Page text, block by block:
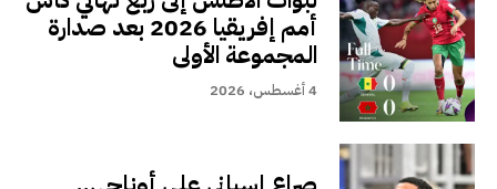
أمم إفريقيا 2026 بعد صدارة
المجموعة الأولى
4 أغسطس، 2026